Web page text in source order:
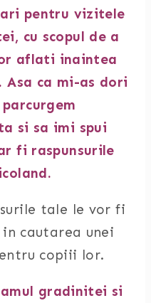
pentru vizitele
cu scopul de a
aflati inaintea
ca mi-as dori
si sa imi spui
fi raspunsurile
tale le vor fi
cautarea unei
copiii lor.
gradinitei si